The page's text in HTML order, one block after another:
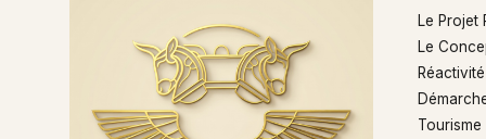
Le Projet
Le
Tourisme